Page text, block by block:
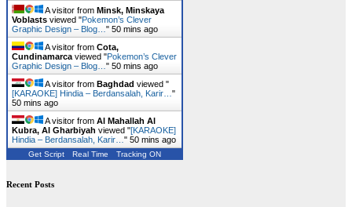
A visitor from Minsk, Minskaya
Voblasts viewed "Pokemon’s Clever
Graphic Design – Blog… " 50 mins ago
A visitor from Cota,
Cundinamarca viewed "Pokemon’s Clever
Graphic Design – Blog… " 50 mins ago
A visitor from Baghdad viewed "
[KARAOKE] Hindia – Berdansalah, Karir… "
50 mins ago
A visitor from Al Mahallah Al
Kubra, Al Gharbiyah viewed "[KARAOKE]
Hindia – Berdansalah, Karir… " 50 mins ago
Get Script Real Time Tracking ON
Recent Posts